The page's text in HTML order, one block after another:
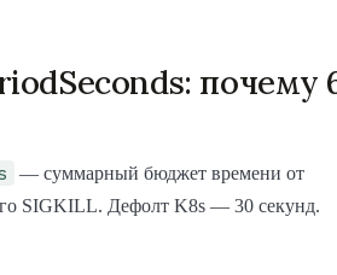
почему
— суммарный бюджет времени от
SIGKILL. Дефолт K8s — 30 секунд.